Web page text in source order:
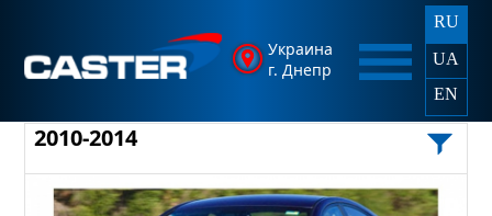
Украина
г. Днепр
RU
UA
EN
2010-2014